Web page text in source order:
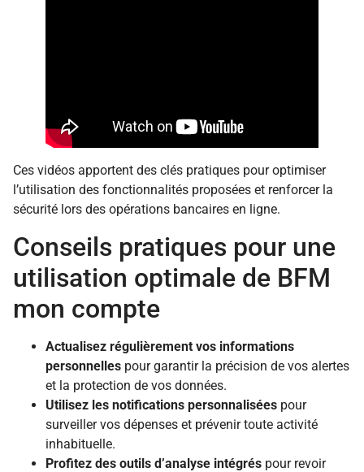
Ces vidéos apportent des clés pratiques pour optimiser
l’utilisation des fonctionnalités proposées et renforcer la
sécurité lors des opérations bancaires en ligne.
Conseils pratiques pour une
utilisation optimale de BFM
mon compte
Actualisez régulièrement vos informations
personnelles pour garantir la précision de vos alertes
et la protection de vos données.
Utilisez les notifications personnalisées pour
surveiller vos dépenses et prévenir toute activité
inhabituelle.
Profitez des outils d’analyse intégrés pour revoir